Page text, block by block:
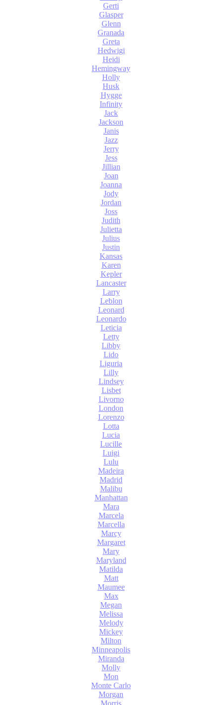
Gerti
Glasper
Glenn
Granada
Greta
Hedwigi
Heidi
Hemingway
Holly
Husk
Hygge
Infinity
Jack
Jackson
Janis
Jazz
Jerry
Jess
Jillian
Joan
Joanna
Jody
Jordan
Joss
Judith
Julietta
Julius
Justin
Kansas
Karen
Kepler
Lancaster
Larry
Leblon
Leonard
Leonardo
Leticia
Letty
Libby
Lido
Liguria
Lilly
Lindsey
Lisbet
Livorno
London
Lorenzo
Lotta
Lucia
Lucille
Luigi
Lulu
Madeira
Madrid
Malibu
Manhattan
Mara
Marcela
Marcella
Marcy
Margaret
Mary
Maryland
Matilda
Matt
Maumee
Max
Megan
Melissa
Melody
Mickey
Milton
Minneapolis
Miranda
Molly
Mon
Monte Carlo
Morgan
Morris